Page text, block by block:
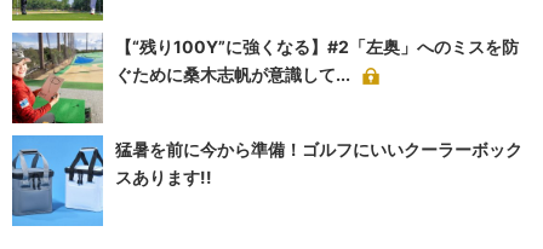
【“残り100Y”に強くなる】#2「左奥」へのミスを防
ぐために桑木志帆が意識して...
猛暑を前に今から準備！ゴルフにいいクーラーボック
スあります!!